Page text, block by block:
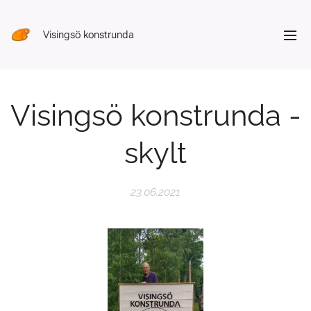
Visingsö konstrunda
Visingsö konstrunda -
skylt
23.06.2021